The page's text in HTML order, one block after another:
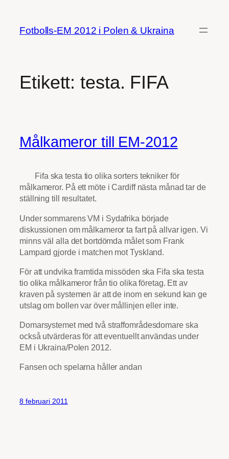
innehåll
Fotbolls-EM 2012 i Polen & Ukraina
Etikett:testa. FIFA
Målkameror till EM-2012
Fifa ska testa tio olika sorters tekniker för
målkameror. På ett möte i Cardiff nästa månad tar de
ställning till resultatet.
Under sommarens VM i Sydafrika började
diskussionen om målkameror ta fart på allvar igen. Vi
minns väl alla det bortdömda målet som Frank
Lampard gjorde i matchen mot Tyskland.
För att undvika framtida missöden ska Fifa ska testa
tio olika målkameror från tio olika företag. Ett av
kraven på systemen är att de inom en sekund kan ge
utslag om bollen var över mållinjen eller inte.
Domarsystemet med två straffområdesdomare ska
också utvärderas för att eventuellt användas under
EM i Ukraina/Polen 2012.
Fansen och spelarna håller andan
8 februari 2011